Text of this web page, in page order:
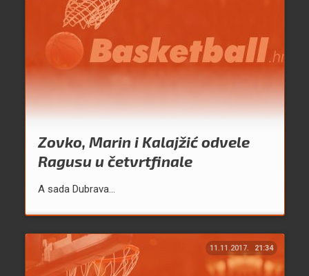
Zovko, Marin i Kalajžić odvele
Ragusu u četvrtfinale
A sada Dubrava...
11.11.2017. 21:34